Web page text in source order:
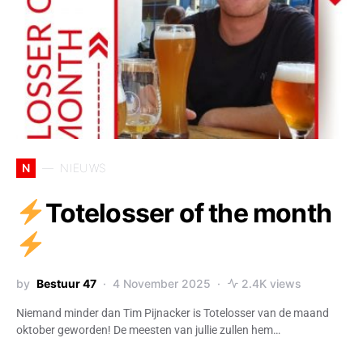
N NIEUWS
Totelosser of the month
by Bestuur 47 4 November 2025 2.4K views
Niemand minder dan Tim Pijnacker is Totelosser van de maand
oktober geworden! De meesten van jullie zullen hem…